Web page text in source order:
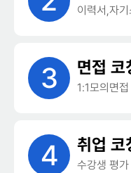
이력서,자
3 면접 코
1:1모의면
4 취업 코
수강생 평